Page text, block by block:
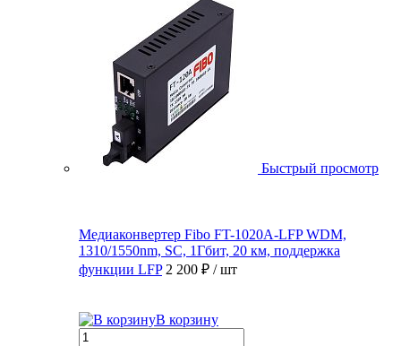
Быстрый просмотр
Медиаконвертер Fibo FT-1020A-LFP WDM,
1310/1550nm, SC, 1Гбит, 20 км, поддержка
функции LFP 2 200 ₽ / шт
В корзину